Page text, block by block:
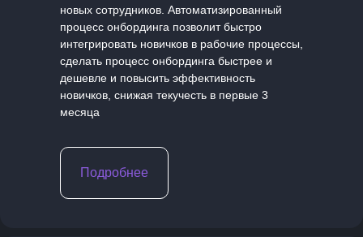
Подробнее
новых сотрудников. Автоматизированный
процесс онбординга позволит быстро
интегрировать новичков в рабочие процессы,
сделать процесс онбординга быстрее и
дешевле и повысить эффективность
новичков, снижая текучесть в первые 3
месяца